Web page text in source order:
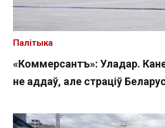
«Коммерсантъ»: Уладар.
не аддаў, але страціў
Палітыка